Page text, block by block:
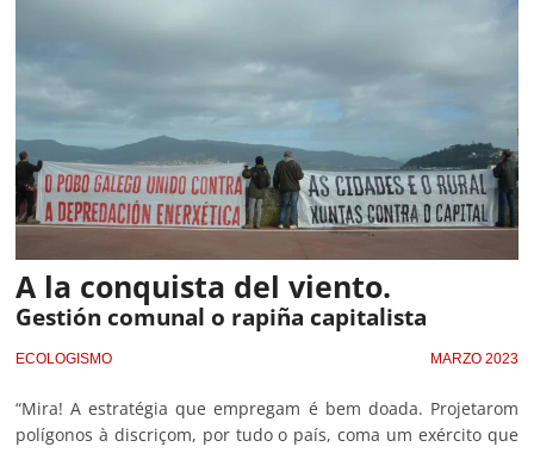
A la conquista del viento.
Gestión comunal o rapiña capitalista
ECOLOGISMO MARZO 2023
“Mira! A estratégia que empregam é bem doada. Projetarom
polígonos à discriçom, por tudo o país, coma um exército que